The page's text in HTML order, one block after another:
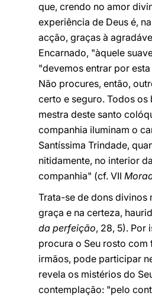
que, crendo no amor
experiência de Deus é,
acção, graças à
Encarnado, "àquele
"devemos entrar por
Não procures, então,
certo e seguro. Todos os
mestra deste santo
companhia iluminam o
Santíssima Trindade,
nitidamente, no interior
companhia" (cf. VII
Trata-se de dons divinos
graça e na certeza,
da perfeição, 28, 5). Por
procura o Seu rosto com
irmãos, pode participar
revela os mistérios do
contemplação: "pelo